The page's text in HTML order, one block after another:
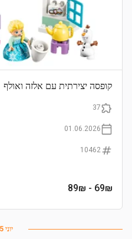
קופסה יצירתית עם אלזה ואולף
37
01.06.2026
10462
69₪
- 89₪
יוני 2025